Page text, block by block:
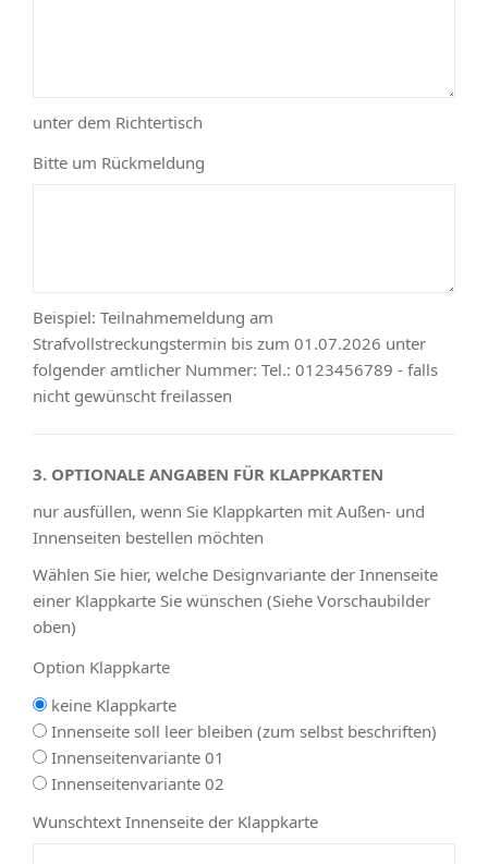
unter dem Richtertisch
Bitte um Rückmeldung
Beispiel: Teilnahmemeldung am
Strafvollstreckungstermin bis zum 01.07.2026 unter
folgender amtlicher Nummer: Tel.: 0123456789 - falls
nicht gewünscht freilassen
3. OPTIONALE ANGABEN FÜR KLAPPKARTEN
nur ausfüllen, wenn Sie Klappkarten mit Außen- und
Innenseiten bestellen möchten
Wählen Sie hier, welche Designvariante der Innenseite
einer Klappkarte Sie wünschen (Siehe Vorschaubilder
oben)
Option Klappkarte
keine Klappkarte
Innenseite soll leer bleiben (zum selbst beschriften)
Innenseitenvariante 01
Innenseitenvariante 02
Wunschtext Innenseite der Klappkarte